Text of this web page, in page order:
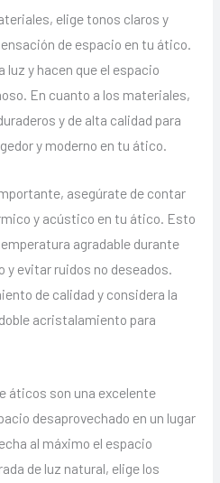
elige tonos claros y
de espacio en tu ático.
luz y hacen que el espacio
En cuanto a los materiales,
y de alta calidad para
y moderno en tu ático.
asegúrate de contar
y acústico en tu ático. Esto
agradable durante
y evitar ruidos no deseados.
de calidad y considera la
acristalamiento para
áticos son una excelente
desaprovechado en un lugar
al máximo el espacio
de luz natural, elige los